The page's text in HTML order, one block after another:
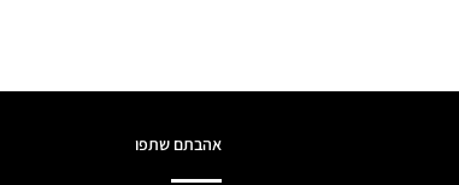
אהבתם שתפו